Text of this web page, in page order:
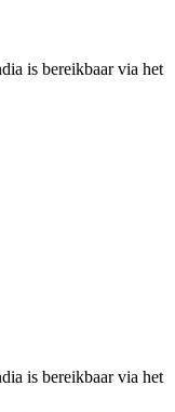
is bereikbaar via het
is bereikbaar via het